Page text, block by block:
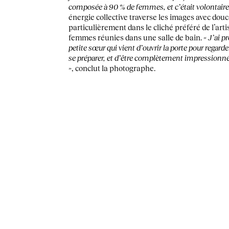
composée à 90 % de femmes, et c’était
énergie collective traverse les images avec
particulièrement dans le cliché préféré de
femmes réunies dans une salle de bain.« J’ai
petite sœur qui vient d’ouvrir la porte pour
se préparer, et d’être complètement
», conclut la photographe.